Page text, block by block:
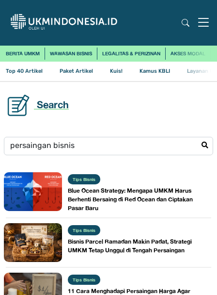
BERITA UMKM WAWASAN BISNIS LEGALITAS & PERIZINAN AKSES MODAL
Top 40 Artikel Paket Artikel Kuis! Kamus KBLI Layanan
Search
Tips Bisnis
Blue Ocean Strategy: Mengapa UMKM Harus
Berhenti Bersaing di Red Ocean dan Ciptakan
Pasar Baru
Tips Bisnis
Bisnis Parcel Ramadan Makin Padat, Strategi
UMKM Tetap Unggul di Tengah Persaingan
Tips Bisnis
11 Cara Menghadapi Persaingan Harga Agar